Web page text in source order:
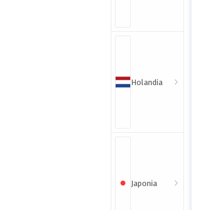
Holandia
Japonia